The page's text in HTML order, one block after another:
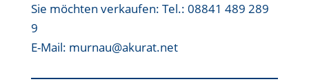
Sie möchten verkaufen: Tel.: 08841 489 289
9
E-Mail: murnau@akurat.net